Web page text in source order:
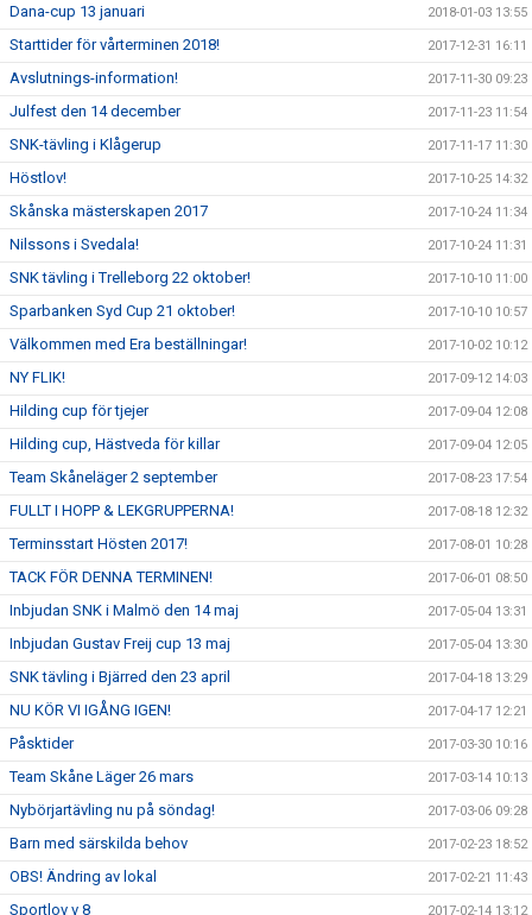
Dana-cup 13 januari 2018-01-03 13:55
Starttider för vårterminen 2018! 2017-12-31 16:11
Avslutnings-information! 2017-11-30 09:23
Julfest den 14 december 2017-11-23 11:54
SNK-tävling i Klågerup 2017-11-17 11:30
Höstlov! 2017-10-25 14:32
Skånska mästerskapen 2017 2017-10-24 11:34
Nilssons i Svedala! 2017-10-24 11:31
SNK tävling i Trelleborg 22 oktober! 2017-10-10 11:00
Sparbanken Syd Cup 21 oktober! 2017-10-10 10:57
Välkommen med Era beställningar! 2017-10-02 10:12
NY FLIK! 2017-09-12 14:03
Hilding cup för tjejer 2017-09-04 12:08
Hilding cup, Hästveda för killar 2017-09-04 12:05
Team Skåneläger 2 september 2017-08-23 17:54
FULLT I HOPP & LEKGRUPPERNA! 2017-08-18 12:32
Terminsstart Hösten 2017! 2017-08-01 10:28
TACK FÖR DENNA TERMINEN! 2017-06-01 08:50
Inbjudan SNK i Malmö den 14 maj 2017-05-04 13:31
Inbjudan Gustav Freij cup 13 maj 2017-05-04 13:30
SNK tävling i Bjärred den 23 april 2017-04-18 13:29
NU KÖR VI IGÅNG IGEN! 2017-04-17 12:21
Påsktider 2017-03-30 10:16
Team Skåne Läger 26 mars 2017-03-14 10:13
Nybörjartävling nu på söndag! 2017-03-06 09:28
Barn med särskilda behov 2017-02-23 18:52
OBS! Ändring av lokal 2017-02-21 11:43
Sportlov v 8 2017-02-14 13:12